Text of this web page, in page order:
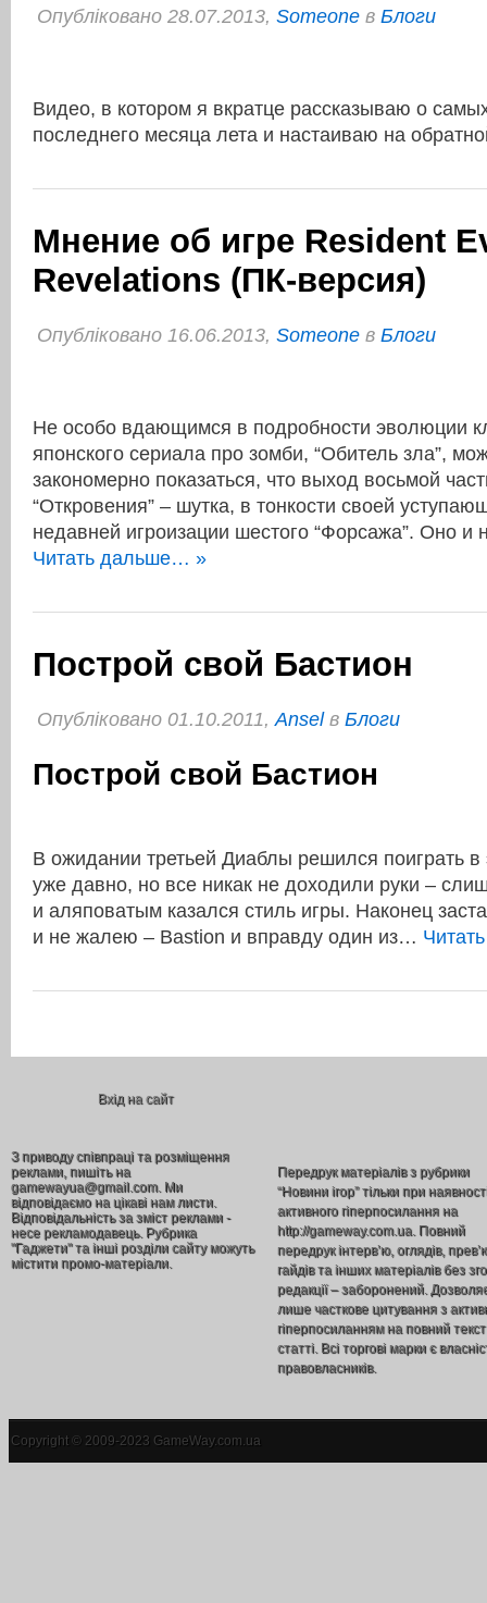
Опубліковано 28.07.2013, Someone в Блоги
Видео, в котором я вкратце рассказываю о
последнего месяца лета и настаиваю на
Мнение об игре Resident
Revelations (ПК-версия)
Опубліковано 16.06.2013, Someone в Блоги
Не особо вдающимся в подробности эволюции
японского сериала про зомби, “Обитель зла”,
закономерно показаться, что выход восьмой
“Откровения” – шутка, в тонкости своей
недавней игроизации шестого “Форсажа”. Оно и
Читать дальше… »
Построй свой Бастион
Опубліковано 01.10.2011,Anselв Блоги
Построй свой Бастион
В ожидании третьей Диаблы решился поиграть в
уже давно, но все никак не доходили руки –
и аляповатым казался стиль игры. Наконец
и не жалею – Bastion и вправду один из…
Вхід на сайт
З приводу співпраці та розміщення
реклами, пишіть на
gamewayua@gmail.com. Ми
відповідаємо на цікаві нам листи.
Відповідальність за зміст реклами -
несе рекламодавець. Рубрика
"Гаджети" та інші розділи сайту можуть
містити промо-матеріали.
Передрук матеріалів з рубрики
“Новини ігор” тільки при
активного гіперпосилання на
http://gameway.com.ua. Повний
передрук інтерв’ю, оглядів,
гайдів та інших матеріалів без
редакції – заборонений.
лише часткове цитування з
гіперпосиланням на повний текст
статті. Всі торгові марки є
правовласників.
Copyright © 2009-2023 GameWay.com.ua